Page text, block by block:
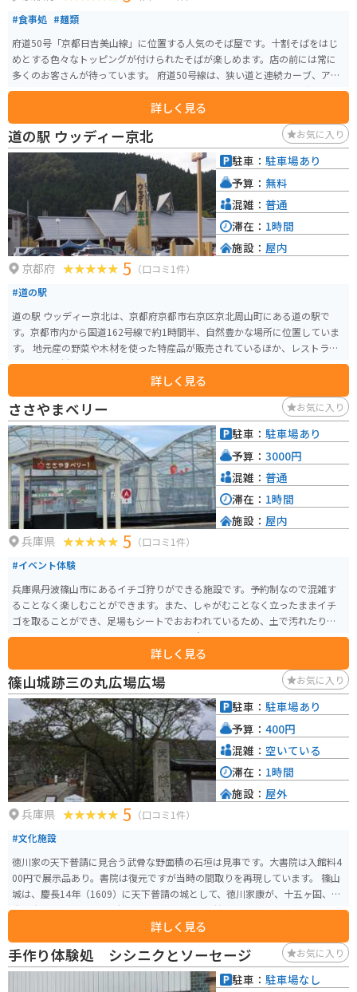
#食事処 #麺類
府道50号「京都日吉美山線」に位置する人気のそば屋です。十割そばをはじ
めとする色々なトッピングが付けられたそばが楽しめます。店の前には常に
多くのお客さんが待っています。 府道50号線は、狭い道と連続カーブ、アッ
プダウンが激しく「腐道」と呼ばれる道路ですが、バイクツーリングならむ
しろ楽しめる道になっています。詳しく見る
道の駅 ウッディー京北 お気に入り
京都府 5 （口コミ1件）
#道の駅
道の駅 ウッディー京北は、京都府京都市右京区京北周山町にある道の駅で
す。京都市内から国道162号線で約1時間半、自然豊かな場所に位置していま
す。 地元産の野菜や木材を使った特産品が販売されているほか、レストラン
では地元食材を使った料理を楽しむことができます。 バイクで訪れる場合、
道の駅には広い駐車場が完備されているので安心です。また、周辺には、四
季折々の自然を楽しめる周山街道や、美山町など、ツーリングに最適なスポ
ットがたくさんあります。 ウッディー京北は、自然と触れ合い、地元の美味
しいものを楽しめる道の駅です。京都観光の際は、ぜひ一度訪れてみてはい
かがでしょうか。
詳しく見る
駐車： 駐車場あり
予算： 無料
混雑： 普通
滞在： 1時間
施設： 屋内
ささやまベリー お気に入り
兵庫県 5 （口コミ1件）
#イベント体験
兵庫県丹波篠山市にあるイチゴ狩りができる施設です。予約制なので混雑す
ることなく楽しむことができます。また、しゃがむことなく立ったままイチ
ゴを取ることができ、足場もシートでおおわれているため、土で汚れたりす
ることもありません。テーブルと椅子も用意されているので、ゆっくりと食
詳しく見る
駐車： 駐車場あり
予算： 3000円
混雑： 普通
滞在： 1時間
施設： 屋内
篠山城跡三の丸広場広場 お気に入り
兵庫県 5 （口コミ1件）
#文化施設
徳川家の天下普請に見合う武骨な野面積の石垣は見事です。大書院は入館料4
00円で展示品あり。書院は復元ですが当時の間取りを再現しています。 篠山
城は、慶長14年（1609）に天下普請の城として、徳川家康が、十五ヶ国、二
十の大名に夫役を命じ、縄張奉行に藤堂高虎、普請奉行に池田輝政らが指揮
を執り、大坂城を包囲し、豊臣家ゆかりの諸大名を抑えるために築城されま
した。 財団法人日本城郭協会が選定した「日本100名城」にも選ばれていま
す。
詳しく見る
駐車： 駐車場あり
予算： 400円
混雑： 空いている
滞在： 1時間
施設： 屋外
手作り体験処 シシニクとソーセージ お気に入り
駐車： 駐車場なし